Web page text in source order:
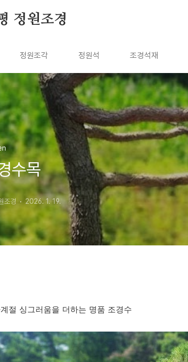
정원조경
정원조각 정원석 조경석재
수목
조경 2026. 1. 19.
절 싱그러움을 더하는 명품 조경수